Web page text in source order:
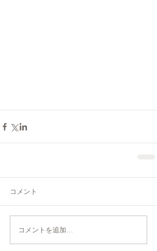
コメント
コメントを追加…